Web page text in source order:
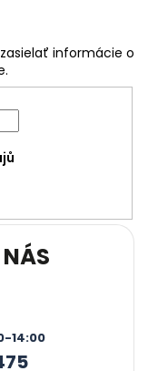
informácie o
14:00